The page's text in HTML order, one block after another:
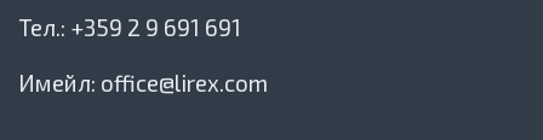
Тел.: +359 2 9 691 691
Имейл: office@lirex.com